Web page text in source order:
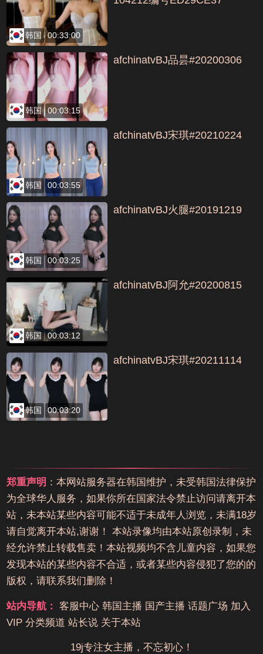
韩国 00:33:00
韩国 00:03:15
afchinatvBJ品昙#20200306
韩国 00:03:55
afchinatvBJ宋琪#20210224
韩国 00:03:25
afchinatvBJ火腿#20191219
韩国 00:03:12
afchinatvBJ阿允#20200815
韩国 00:03:20
afchinatvBJ宋琪#20211114
郑重声明 ：本网站服务器在韩国维护，未受韩国法律保护
为全球华人服务，如果你所在国家法令禁止访问请离开本
站，未本站某些内容可能不适于未成年人浏览，未满18岁
请自觉离开本站,谢谢！ 本站录像均由本站原创录制，未
经允许禁止转载售卖！本站视频均不含儿童内容，如果您
发现本站的某些内容不合适，或者某些内容侵犯了您的的
版权，请联系我们删除！
站内导航： 客服中心 韩国主播 国产主播 话题广场 加入
VIP 分类频道 站长说 关于本站
19j专注女主播，不忘初心！